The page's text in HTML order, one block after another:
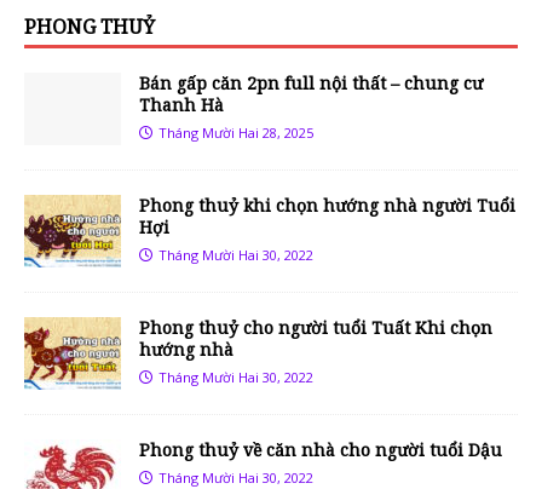
PHONG THUỶ
Bán gấp căn 2pn full nội thất – chung cư
Thanh Hà
Tháng Mười Hai 28, 2025
Phong thuỷ khi chọn hướng nhà người Tuổi
Hợi
Tháng Mười Hai 30, 2022
Phong thuỷ cho người tuổi Tuất Khi chọn
hướng nhà
Tháng Mười Hai 30, 2022
Phong thuỷ về căn nhà cho người tuổi Dậu
Tháng Mười Hai 30, 2022